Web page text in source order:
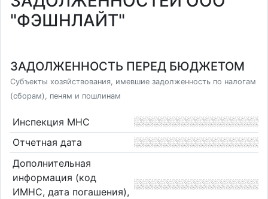
"ФЭШНЛАЙТ"
ЗАДОЛЖЕННОСТЬ ПЕРЕД БЮДЖЕТОМ
Субъекты хозяйствования, имевшие задолженность по налогам
(сборам), пеням и пошлинам
Инспекция МНС
Отчетная дата
Дополнительная
информация (код
ИМНС, дата погашения),